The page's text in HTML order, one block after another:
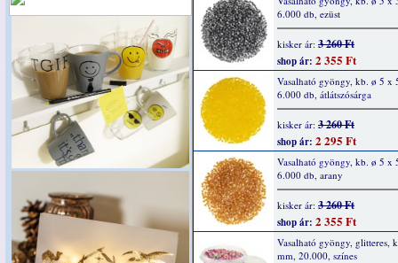
6.000 db, ezüst
kisker ár: 3 260 Ft
shop ár: 2 355 Ft
Vasalható gyöngy, kb. ø 5 x
6.000 db, átlátszósárga
kisker ár: 3 260 Ft
shop ár: 2 295 Ft
Vasalható gyöngy, kb. ø 5 x
6.000 db, arany
kisker ár: 3 260 Ft
shop ár: 2 355 Ft
Vasalható gyöngy, glitteres,
mm, 20.000, színes